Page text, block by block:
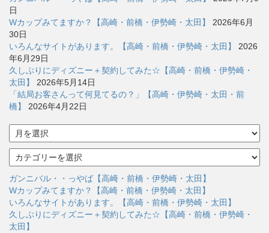
日
Wカップみてますか？【高崎・前橋・伊勢崎・太田】
2026年6月
30日
いろんなサイトがあります。【高崎・前橋・伊勢崎・太田】
2026
年6月29日
久しぶりにディズニー＋契約してみた☆【高崎・前橋・伊勢崎・
太田】
2026年5月14日
「結局お客さんって何見てるの？」【高崎・伊勢崎・太田・前
橋】
2026年4月22日
ー
カ
イ
ブ
カ
テ
ゴ
リ
ー
ガンニバル・・っやば【高崎・前橋・伊勢崎・太田】
Wカップみてますか？【高崎・前橋・伊勢崎・太田】
いろんなサイトがあります。【高崎・前橋・伊勢崎・太田】
久しぶりにディズニー＋契約してみた☆【高崎・前橋・伊勢崎・
太田】